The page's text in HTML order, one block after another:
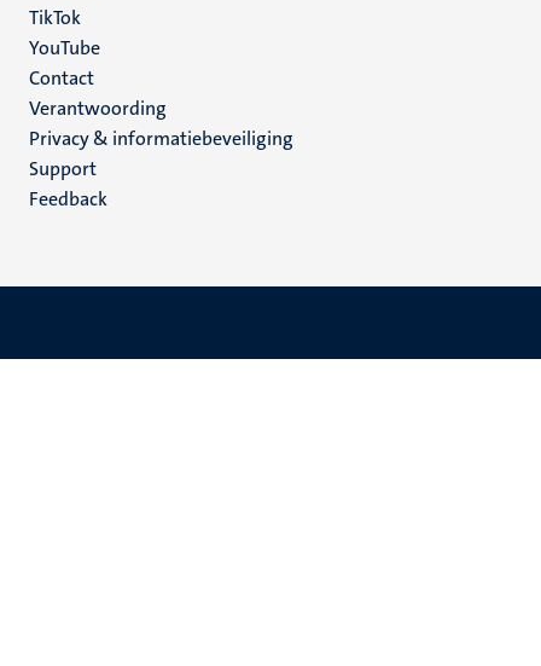
TikTok
YouTube
Menu
footer
(NL)
Contact
Verantwoording
Privacy & informatiebeveiliging
Support
Feedback